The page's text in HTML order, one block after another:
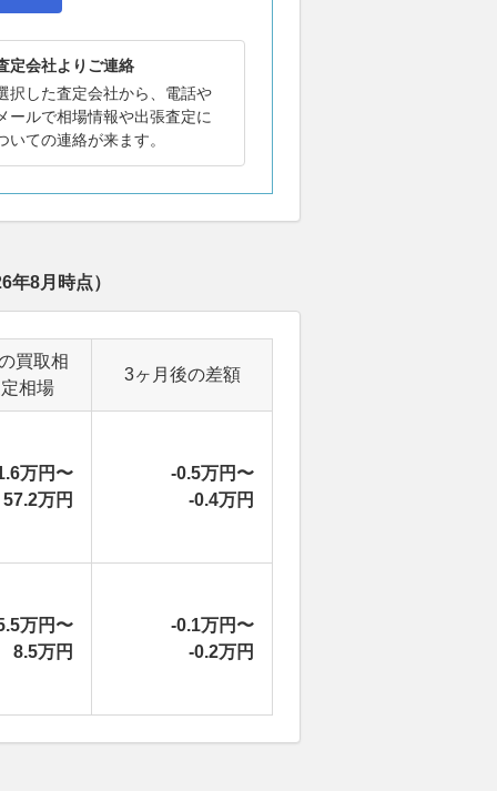
定会社よりご連絡
択した査定会社から、電話や
ールで相場情報や出張査定に
いての連絡が来ます。
年8月 時点）
買取相
相場
3ヶ月後の差額
万円〜
57.2万円
-0.5万円〜
-0.4万円
万円〜
8.5万円
-0.1万円〜
-0.2万円